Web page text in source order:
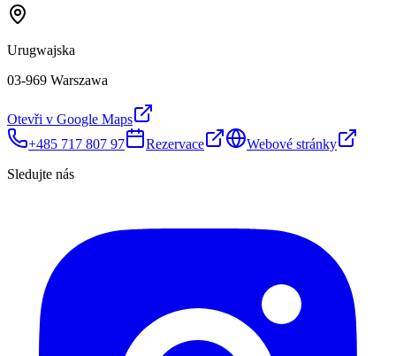
Urugwajska
03-969 Warszawa
Otevři v Google Maps
+485 717 807 97
Rezervace
Webové stránky
Sledujte nás